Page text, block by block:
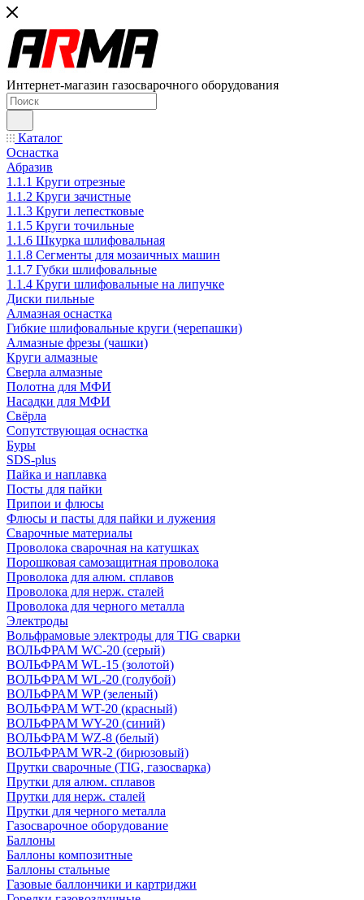
Интернет-магазин газосварочного оборудования
Каталог
Оснастка
Абразив
1.1.1 Круги отрезные
1.1.2 Круги зачистные
1.1.3 Круги лепестковые
1.1.5 Круги точильные
1.1.6 Шкурка шлифовальная
1.1.8 Сегменты для мозаичных машин
1.1.7 Губки шлифовальные
1.1.4 Круги шлифовальные на липучке
Диски пильные
Алмазная оснастка
Гибкие шлифовальные круги (черепашки)
Алмазные фрезы (чашки)
Круги алмазные
Сверла алмазные
Полотна для МФИ
Насадки для МФИ
Свёрла
Сопутствующая оснастка
Буры
SDS-plus
Пайка и наплавка
Посты для пайки
Припои и флюсы
Флюсы и пасты для пайки и лужения
Сварочные материалы
Проволока сварочная на катушках
Порошковая самозащитная проволока
Проволока для алюм. сплавов
Проволока для нерж. сталей
Проволока для черного металла
Электроды
Вольфрамовые электроды для TIG сварки
ВОЛЬФРАМ WC-20 (серый)
ВОЛЬФРАМ WL-15 (золотой)
ВОЛЬФРАМ WL-20 (голубой)
ВОЛЬФРАМ WP (зеленый)
ВОЛЬФРАМ WT-20 (красный)
ВОЛЬФРАМ WY-20 (синий)
ВОЛЬФРАМ WZ-8 (белый)
ВОЛЬФРАМ WR-2 (бирюзовый)
Прутки сварочные (TIG, газосварка)
Прутки для алюм. сплавов
Прутки для нерж. сталей
Прутки для черного металла
Газосварочное оборудование
Баллоны
Баллоны композитные
Баллоны стальные
Газовые баллончики и картриджи